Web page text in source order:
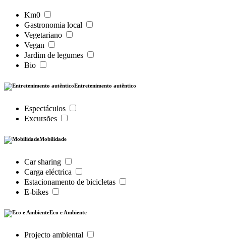
Km0
Gastronomia local
Vegetariano
Vegan
Jardim de legumes
Bio
Entretenimento autêntico
Espectáculos
Excursões
Mobilidade
Car sharing
Carga eléctrica
Estacionamento de bicicletas
E-bikes
Eco e Ambiente
Projecto ambiental